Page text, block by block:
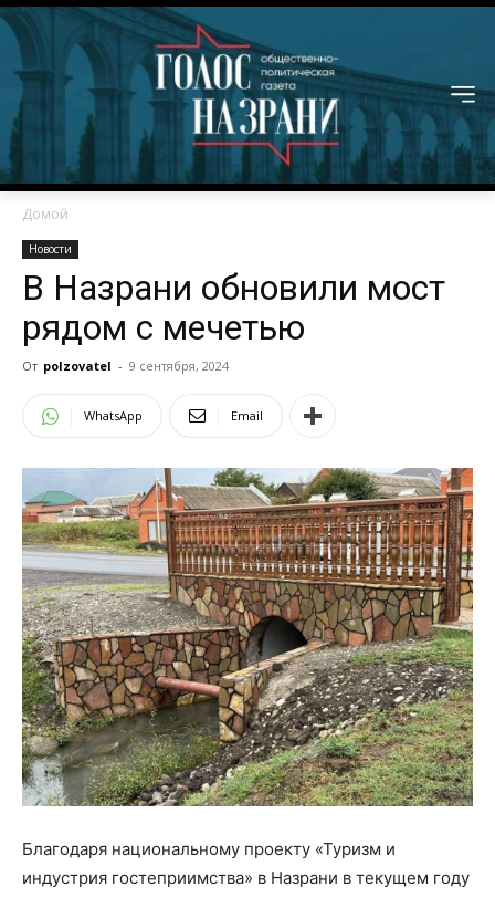
Домой
Новости
В Назрани обновили мост
рядом с мечетью
От polzovatel - 9 сентября, 2024
WhatsApp Email
Благодаря национальному проекту «Туризм и
индустрия гостеприимства» в Назрани в текущем году